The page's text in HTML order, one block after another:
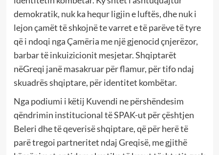
demokratik, nuk ka hequr ligjin e luftës, dhe nuk i
lejon çamët të shkojnë te varret e të parëve të tyre
që i ndoqi nga Çamëria me një gjenocid çnjerëzor,
barbar të inkuizicionit mesjetar. Shqiptarët
nëGreqi janë masakruar për flamur, për tifo ndaj
skuadrës shqiptare, për identitet kombëtar.
Nga podiumi i këtij Kuvendi ne përshëndesim
qëndrimin institucional të SPAK-ut për çështjen
Beleri dhe të qeverisë shqiptare, që për herë të
parë tregoi partneritet ndaj Greqisë, me gjithë